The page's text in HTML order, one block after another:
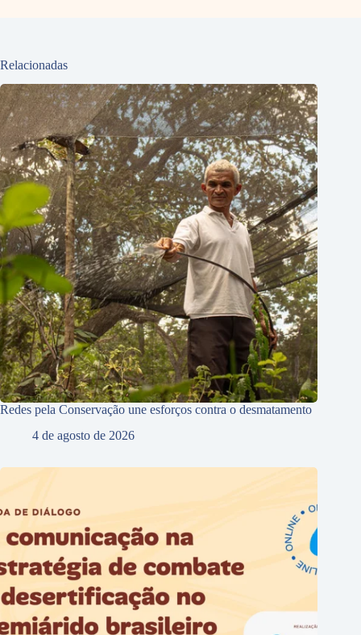
Relacionadas
Redes pela Conservação une esforços contra o desmatamento
4 de agosto de 2026